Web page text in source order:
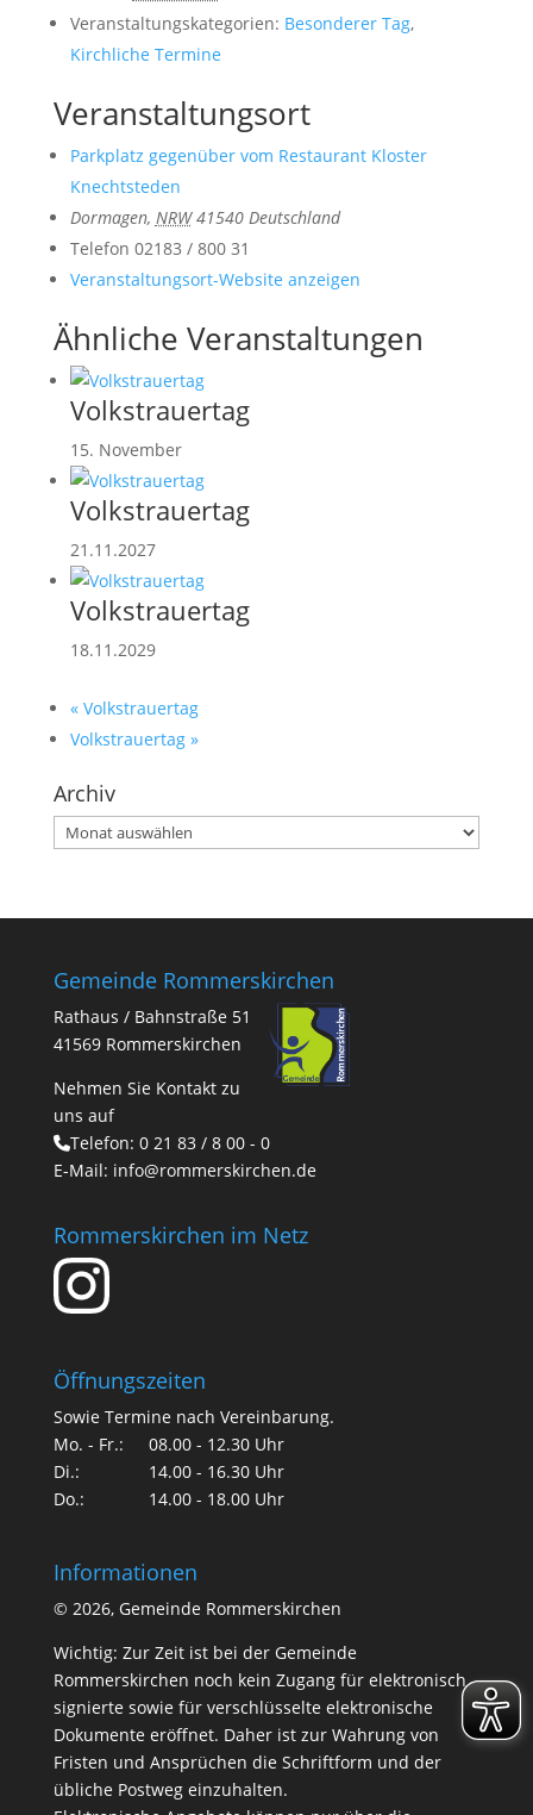
Veranstaltungskategorien: Besonderer Tag,
Kirchliche Termine
Veranstaltungsort
Parkplatz gegenüber vom Restaurant Kloster
Knechtsteden
Dormagen, NRW 41540 Deutschland
Telefon 02183 / 800 31
Veranstaltungsort-Website anzeigen
Ähnliche Veranstaltungen
Volkstrauertag
15. November
Volkstrauertag
21.11.2027
Volkstrauertag
18.11.2029
«Volkstrauertag
Volkstrauertag »
Archiv
Archiv
Gemeinde Rommerskirchen
Rathaus / Bahnstraße 51
41569 Rommerskirchen
Nehmen Sie Kontakt zu
uns auf
Telefon: 0 21 83 / 8 00 - 0
E-Mail: info@rommerskirchen.de
Rommerskirchen im Netz
Öffnungszeiten
Sowie Termine nach Vereinbarung.
Mo. - Fr.:
08.00 - 12.30 Uhr
Di.:
14.00 - 16.30 Uhr
Do.:
14.00 - 18.00 Uhr
Informationen
© 2026, Gemeinde Rommerskirchen
Wichtig: Zur Zeit ist bei der Gemeinde
Rommerskirchen noch kein Zugang für elektronisch
signierte sowie für verschlüsselte elektronische
Dokumente eröffnet. Daher ist zur Wahrung von
Fristen und Ansprüchen die Schriftform und der
übliche Postweg einzuhalten.